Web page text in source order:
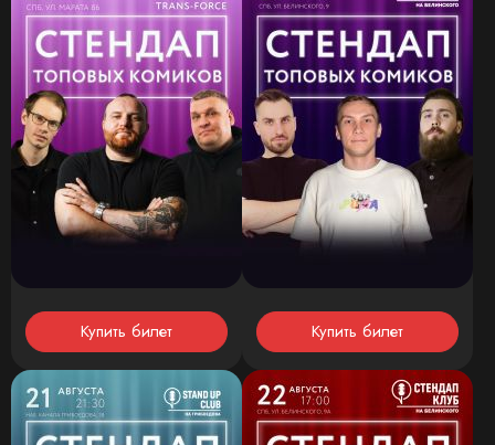
Купить билет Купить билет